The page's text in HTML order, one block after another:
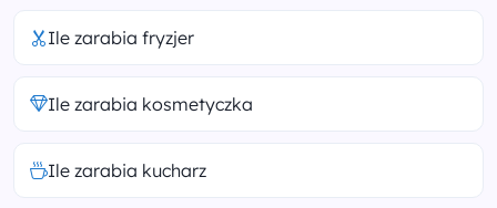
Ile zarabia fryzjer
Ile zarabia kosmetyczka
Ile zarabia kucharz